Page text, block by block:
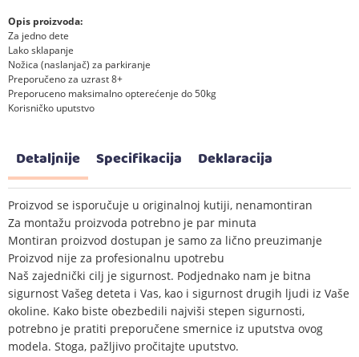
Opis proizvoda:
Za jedno dete
Lako sklapanje
Nožica (naslanjač) za parkiranje
Preporučeno za uzrast 8+
Preporuceno maksimalno opterećenje do 50kg
Korisničko uputstvo
Detaljnije Specifikacija Deklaracija
Proizvod se isporučuje u originalnoj kutiji, nenamontiran
Za montažu proizvoda potrebno je par minuta
Montiran proizvod dostupan je samo za lično preuzimanje
Proizvod nije za profesionalnu upotrebu
Naš zajednički cilj je sigurnost. Podjednako nam je bitna
sigurnost Vašeg deteta i Vas, kao i sigurnost drugih ljudi iz Vaše
okoline. Kako biste obezbedili najviši stepen sigurnosti,
potrebno je pratiti preporučene smernice iz uputstva ovog
modela. Stoga, pažljivo pročitajte uputstvo.